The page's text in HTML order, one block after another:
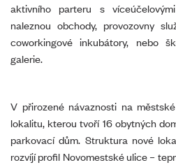
aktivního parteru s
naleznou obchody, provozovny
coworkingové inkubátory, nebo
galerie.
V přirozené návaznosti na
lokalitu, kterou tvoří 16 obytných
parkovací dům. Struktura nové
rozvíjí profil Novomestské ulice –